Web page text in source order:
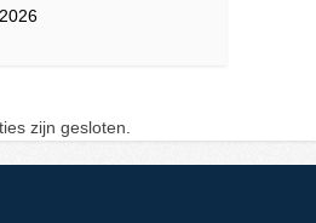
zijn gesloten.